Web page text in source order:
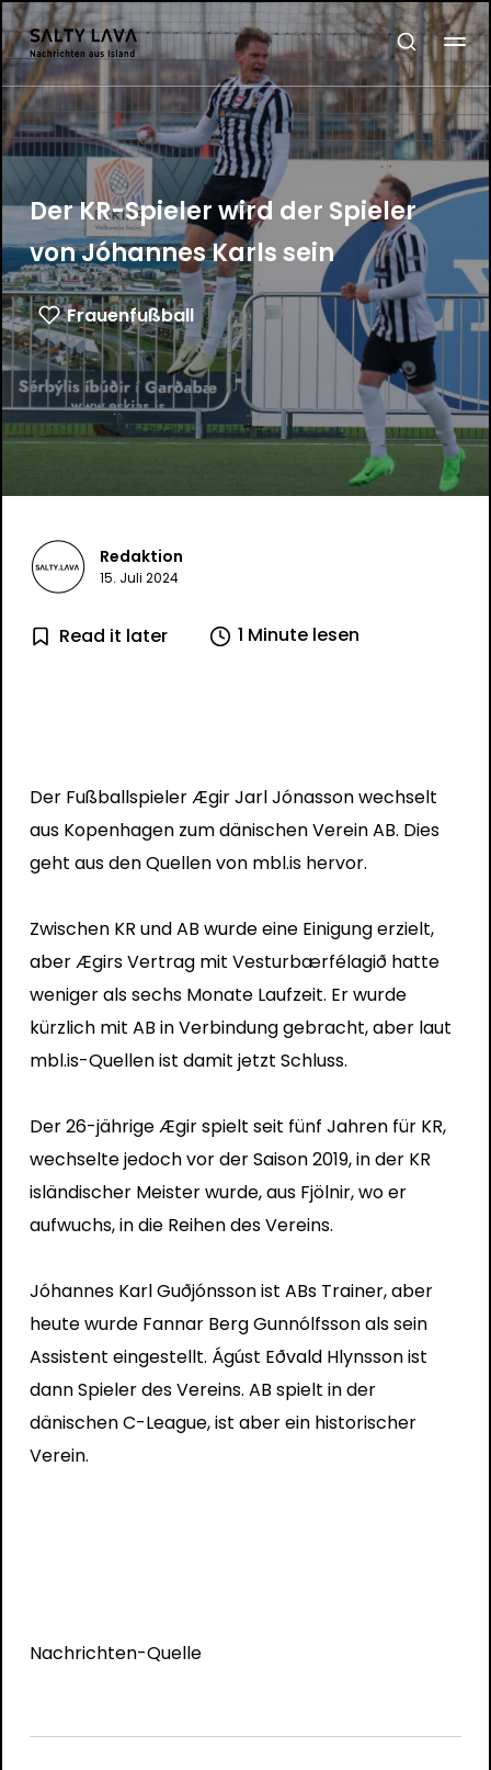
Der KR-Spieler wird der Spieler
von Jóhannes Karls sein
Frauenfußball
Redaktion
15. Juli 2024
Read it later 1 Minute lesen
Der Fußballspieler Ægir Jarl Jónasson wechselt
aus Kopenhagen zum dänischen Verein AB. Dies
geht aus den Quellen von mbl.is hervor.
Zwischen KR und AB wurde eine Einigung erzielt,
aber Ægirs Vertrag mit Vesturbærfélagið hatte
weniger als sechs Monate Laufzeit. Er wurde
kürzlich mit AB in Verbindung gebracht, aber laut
mbl.is-Quellen ist damit jetzt Schluss.
Der 26-jährige Ægir spielt seit fünf Jahren für KR,
wechselte jedoch vor der Saison 2019, in der KR
isländischer Meister wurde, aus Fjölnir, wo er
aufwuchs, in die Reihen des Vereins.
Jóhannes Karl Guðjónsson ist ABs Trainer, aber
heute wurde Fannar Berg Gunnólfsson als sein
Assistent eingestellt. Ágúst Eðvald Hlynsson ist
dann Spieler des Vereins. AB spielt in der
dänischen C-League, ist aber ein historischer
Verein.
Nachrichten-Quelle